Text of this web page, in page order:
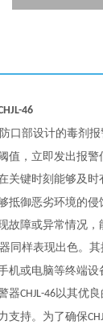
46
口部设计的毒剂
值，立即发出报
关键时刻能够及时
抵御恶劣环境的
故障或异常情况
同样表现出色。
机或电脑等终端
器CHJL-46以其优
支持。为了确保